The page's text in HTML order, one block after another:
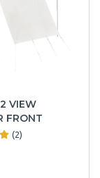
VIEW
FRONT
(2)